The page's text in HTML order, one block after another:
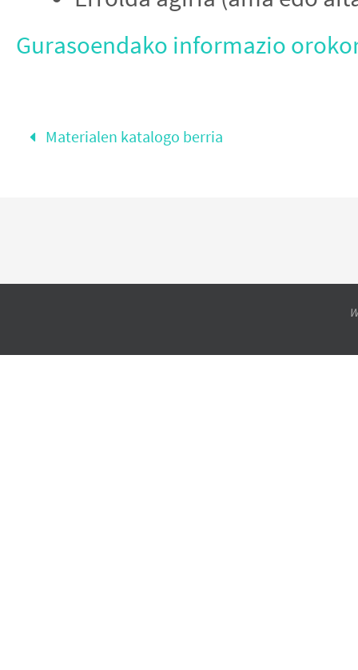
Gurasoendako informazio
Materialen katalogo berria